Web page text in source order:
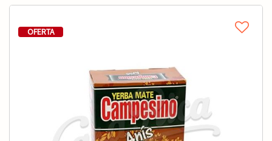
OFERTA